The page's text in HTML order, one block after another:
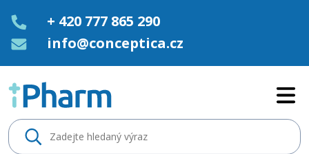
+ 420 777 865 290
info@conceptica.cz